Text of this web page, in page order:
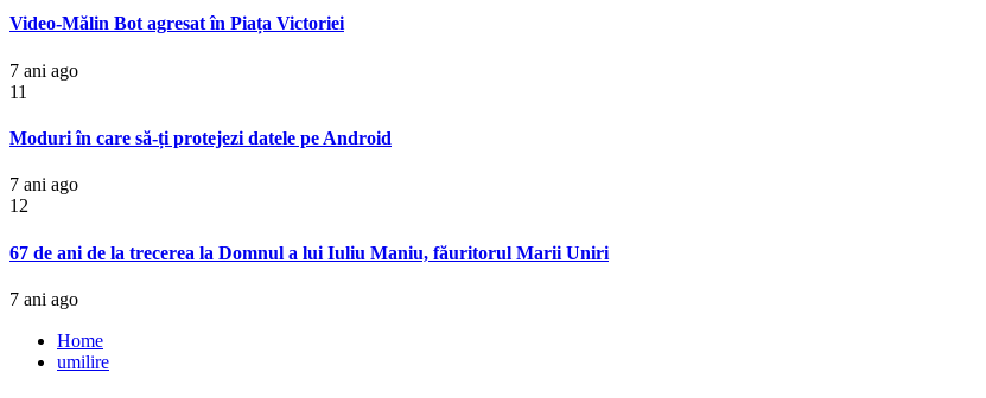
Video-Mălin Bot agresat în Piața Victoriei
7 ani ago
11
Moduri în care să-ți protejezi datele pe Android
7 ani ago
12
67 de ani de la trecerea la Domnul a lui Iuliu Maniu, făuritorul Marii Uniri
7 ani ago
Home
umilire